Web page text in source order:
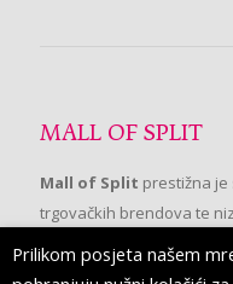
MALL OF SPLIT
Mall of Split prestižna je
trgovačkih brendova te
prvi put pojavljuju u Splitu.
Prilikom posjeta našem